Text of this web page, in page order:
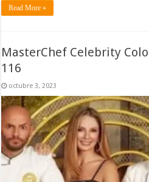
Read More »
MasterChef Celebrity
116
octubre 3, 2023